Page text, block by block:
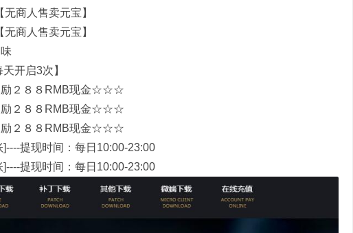
商人售卖元宝】
商人售卖元宝】
开启3次】
励２８８RMB现金☆☆☆
励２８８RMB现金☆☆☆
励２８８RMB现金☆☆☆
提现时间：每日10:00-23:00
提现时间：每日10:00-23:00